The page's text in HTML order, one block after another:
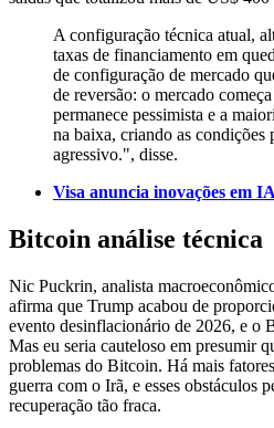
A configuração técnica atual,
taxas de financiamento em
de configuração de mercado
de reversão: o mercado
permanece pessimista e a
na baixa, criando as condições
agressivo.", disse.
Visa anuncia inovações em
Bitcoin análise técnica
Nic Puckrin, analista
afirma que Trump acabou de
evento desinflacionário de 2026, e o
Mas eu seria cauteloso em presumir
problemas do Bitcoin. Há mais
guerra com o Irã, e esses obstáculos
recuperação tão fraca.